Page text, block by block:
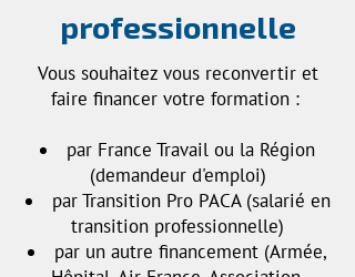
professionnelle
Vous souhaitez vous reconvertir et
faire financer votre formation :
par France Travail ou la Région
(demandeur d'emploi)
par Transition Pro PACA (salarié en
transition professionnelle)
par un autre financement (Armée,